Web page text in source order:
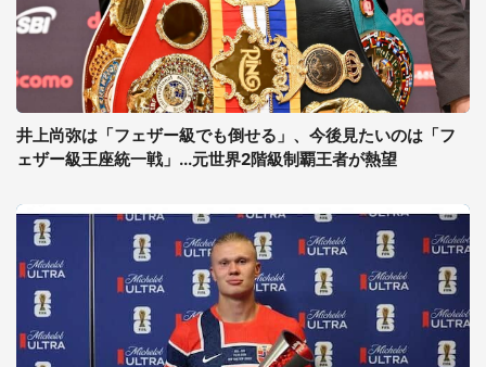
井上尚弥は「フェザー級でも倒せる」、今後見たいのは「フ
ェザー級王座統一戦」...元世界2階級制覇王者が熱望